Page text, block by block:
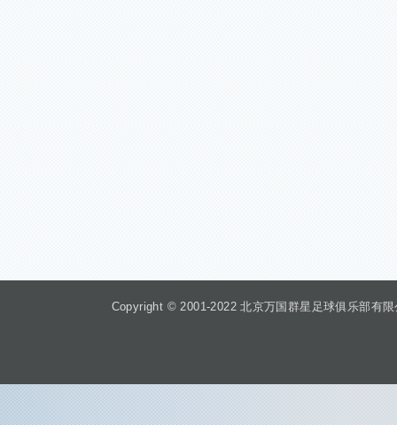
Copyright © 2001-2022 北京万国群星足球俱乐部有